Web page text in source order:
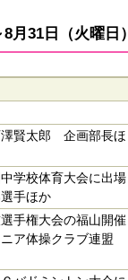
月31日（火曜日）
賢太郎 企画部長ほ
学校体育大会に出場
手ほか
手権大会の福山開催
ア体操クラブ連盟